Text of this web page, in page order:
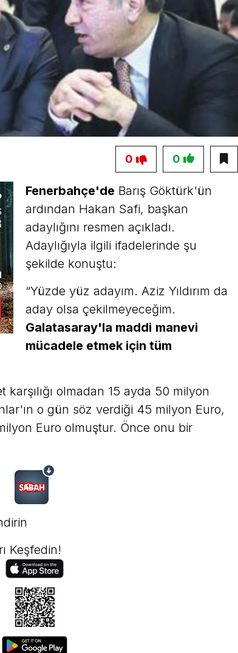
0
0
Fenerbahçe'de Barış Göktürk'ün
ardından Hakan Safi, başkan
adaylığını resmen açıkladı.
Adaylığıyla ilgili ifadelerinde şu
şekilde konuştu:
“Yüzde yüz adayım. Aziz Yıldırım da
aday olsa çekilmeyeceğim.
Galatasaray'la maddi manevi
mücadele etmek için tüm
olmadan 15 ayda 50 milyon
o gün söz verdiği 45 milyon Euro,
Euro olmuştur. Önce onu bir
Keşfedin!